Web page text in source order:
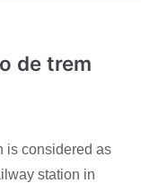
de trem
is considered as
station in